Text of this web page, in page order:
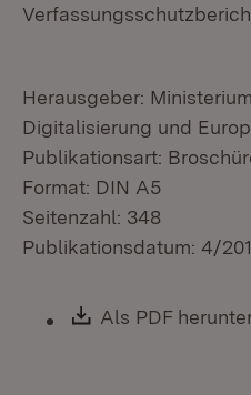
Herausgeber:
Digitalisierung und
Publikationsart:
Format: DIN A5
Seitenzahl: 348
Publikationsdatum: 4/
Download:
Als PDF